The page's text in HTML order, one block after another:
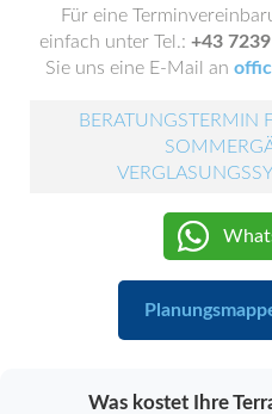
Für eine
einfach unter Tel.: +43
Sie uns eine E-Mail an
BERATUNGSTERMIN
Was kostet Ihre